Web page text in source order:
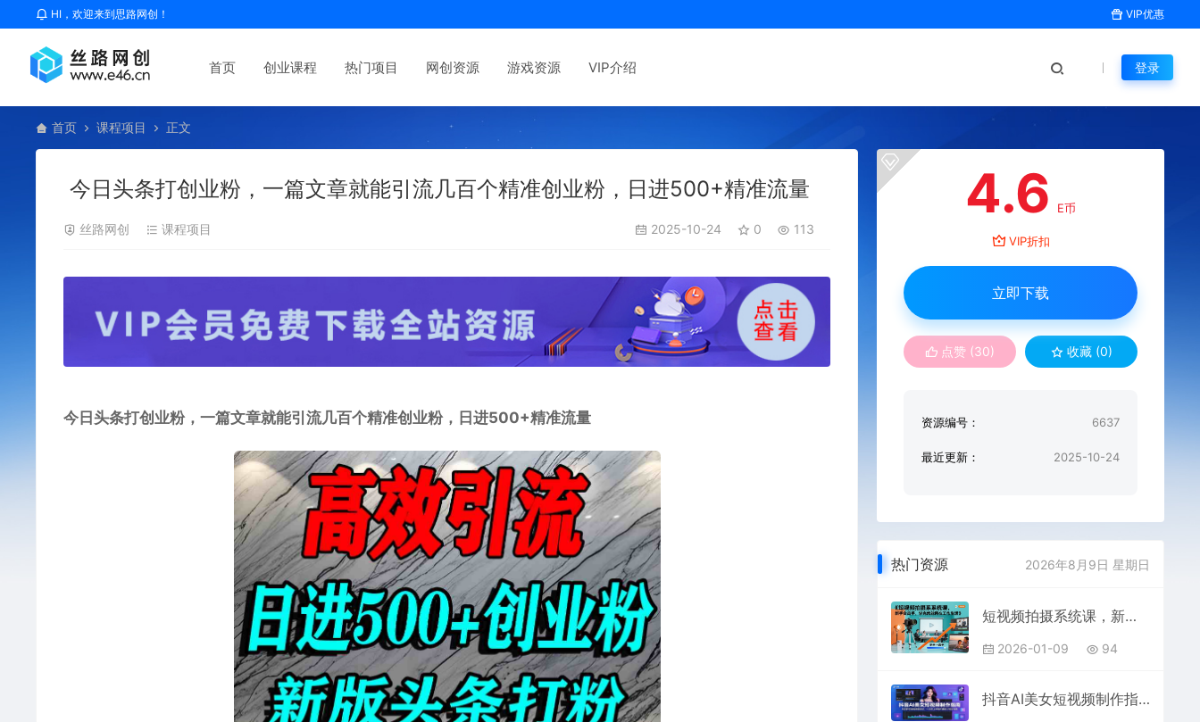
HI，欢迎来到思路网创！ VIP优惠
首页 创业课程 热门项目 网创资源 游戏资源 VIP介绍 登录
首页 课程项目 正文
今日头条打创业粉，一篇文章就能引流几百个精准创业粉，日进500+精准流量
丝路网创 课程项目 2025-10-24 0 113
今日头条打创业粉，一篇文章就能引流几百个精准创业粉，日进500+精准流量
4.6 E币
VIP折扣
立即下载
点赞 (30) 收藏 (0)
资源编号： 6637
最近更新： 2025-10-24
热门资源 2026年8月9日 星期日
短视频拍摄系统课，新手变高手，学完就能用在工作生活
2026-01-09 94
抖音AI美女短视频制作指南：从软件安装到参数调试，一小时上手制作爆款人物短视频